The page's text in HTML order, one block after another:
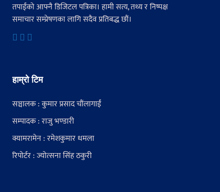
तपाईंको आफ्नै डिजिटल पत्रिका। हामी सत्य, तथ्य र निष्पक्ष
समाचार सम्प्रेषणका लागि सदैव प्रतिबद्ध छौं।
हाम्रो टिम
सञ्चालक : कुमार प्रसाद चौंलागाईं
सम्पादक : राजु भण्डारी
क्यामरामेन : रमेशकुमार धमला
रिपोर्टर : ज्योत्सना सिंह ठकुरी